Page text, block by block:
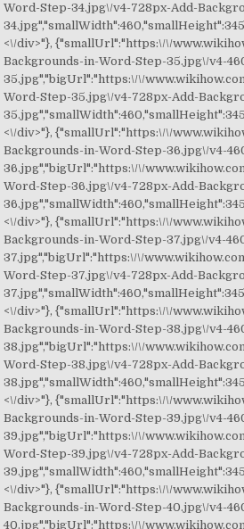
Word-Step-34.jpg\/v4-728px-Add-
<\/div>"}, {"smallUrl":"https:\/\/
Backgrounds-in-Word-Step-35.jpg\/v4-
35.jpg","bigUrl":"https:\/\/
Word-Step-35.jpg\/v4-728px-Add-
<\/div>"}, {"smallUrl":"https:\/\/
Backgrounds-in-Word-Step-36.jpg\/v4-
36.jpg","bigUrl":"https:\/\/
Word-Step-36.jpg\/v4-728px-Add-
<\/div>"}, {"smallUrl":"https:\/\/
Backgrounds-in-Word-Step-37.jpg\/v4-
37.jpg","bigUrl":"https:\/\/
Word-Step-37.jpg\/v4-728px-Add-
<\/div>"}, {"smallUrl":"https:\/\/
Backgrounds-in-Word-Step-38.jpg\/v4-
38.jpg","bigUrl":"https:\/\/
Word-Step-38.jpg\/v4-728px-Add-
<\/div>"}, {"smallUrl":"https:\/\/
Backgrounds-in-Word-Step-39.jpg\/v4-
39.jpg","bigUrl":"https:\/\/
Word-Step-39.jpg\/v4-728px-Add-
<\/div>"}, {"smallUrl":"https:\/\/
Backgrounds-in-Word-Step-40.jpg\/v4-
40.jpg","bigUrl":"https:\/\/